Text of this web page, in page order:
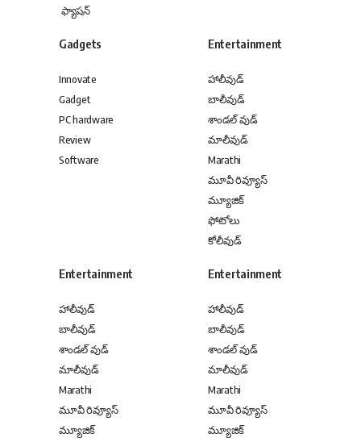
ఫ్యాషన్
Gadgets
Innovate
Gadget
PC hardware
Review
Software
Entertainment
హాలీవుడ్
బాలీవుడ్
శాండల్ వుడ్
మాలీవుడ్
Marathi
మూవీ రివ్యూస్
మ్యూజిక్
ఫోటోలు
కోలీవుడ్
Entertainment
హాలీవుడ్
బాలీవుడ్
శాండల్ వుడ్
మాలీవుడ్
Marathi
మూవీ రివ్యూస్
మ్యూజిక్
Entertainment
హాలీవుడ్
బాలీవుడ్
శాండల్ వుడ్
మాలీవుడ్
Marathi
మూవీ రివ్యూస్
మ్యూజిక్